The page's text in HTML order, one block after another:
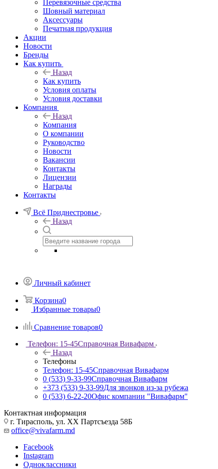
Перевязочные средства
Шовный материал
Аксессуары
Печатная продукция
Акции
Новости
Бренды
Как купить
Назад
Как купить
Условия оплаты
Условия доставки
Компания
Назад
Компания
О компании
Руководство
Новости
Вакансии
Контакты
Лицензии
Награды
Контакты
Всё Приднестровье
Назад
Личный кабинет
Корзина0
Избранные товары0
Сравнение товаров0
Телефон: 15-45Справочная Вивафарм
Назад
Телефоны
Телефон: 15-45Справочная Вивафарм
0 (533) 9-33-99Справочная Вивафарм
+373 (533) 9-33-99Для звонков из-за рубежа
0 (533) 6-22-20Офис компании "Вивафарм"
Контактная информация
г. Тирасполь, ул. ХХ Партсъезда 58Б
office@vivafarm.md
Facebook
Instagram
Одноклассники